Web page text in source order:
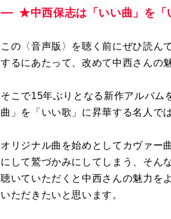
★中西保志は「いい曲」を「
この〈音声版〉を聴く前にぜひ読ん
するにあたって、改めて中西さんの
そこで15年ぶりとなる新作アルバム
曲」を「いい歌」に昇華する名人で
オリジナル曲を始めとしてカヴァー
にして鷲づかみにしてしまう、そん
聴いていただくと中西さんの魅力を
いただきたいと思います。